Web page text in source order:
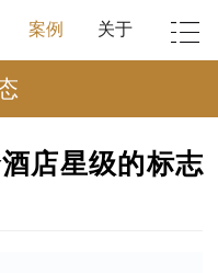
案例 关于
店星级的标志